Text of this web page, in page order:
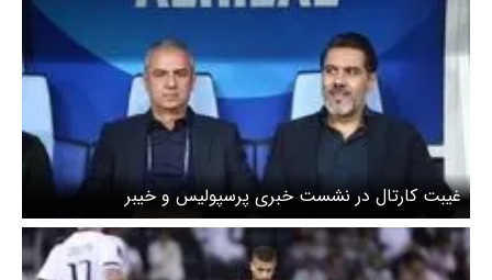
غیبت کارتال در نشست خبری پرسپولیس و خیبر